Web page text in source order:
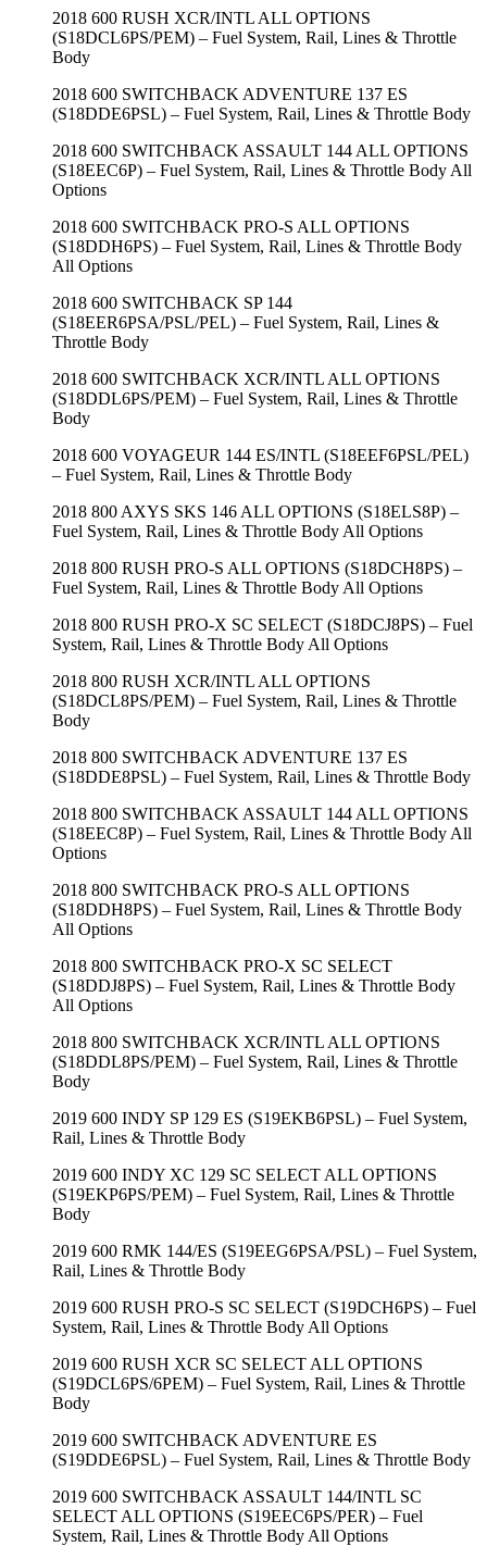
2018 600 RUSH XCR/INTL ALL OPTIONS
(S18DCL6PS/PEM) – Fuel System, Rail, Lines & Throttle
Body
2018 600 SWITCHBACK ADVENTURE 137 ES
(S18DDE6PSL) – Fuel System, Rail, Lines & Throttle Body
2018 600 SWITCHBACK ASSAULT 144 ALL OPTIONS
(S18EEC6P) – Fuel System, Rail, Lines & Throttle Body All
Options
2018 600 SWITCHBACK PRO-S ALL OPTIONS
(S18DDH6PS) – Fuel System, Rail, Lines & Throttle Body
All Options
2018 600 SWITCHBACK SP 144
(S18EER6PSA/PSL/PEL) – Fuel System, Rail, Lines &
Throttle Body
2018 600 SWITCHBACK XCR/INTL ALL OPTIONS
(S18DDL6PS/PEM) – Fuel System, Rail, Lines & Throttle
Body
2018 600 VOYAGEUR 144 ES/INTL (S18EEF6PSL/PEL)
– Fuel System, Rail, Lines & Throttle Body
2018 800 AXYS SKS 146 ALL OPTIONS (S18ELS8P) –
Fuel System, Rail, Lines & Throttle Body All Options
2018 800 RUSH PRO-S ALL OPTIONS (S18DCH8PS) –
Fuel System, Rail, Lines & Throttle Body All Options
2018 800 RUSH PRO-X SC SELECT (S18DCJ8PS) – Fuel
System, Rail, Lines & Throttle Body All Options
2018 800 RUSH XCR/INTL ALL OPTIONS
(S18DCL8PS/PEM) – Fuel System, Rail, Lines & Throttle
Body
2018 800 SWITCHBACK ADVENTURE 137 ES
(S18DDE8PSL) – Fuel System, Rail, Lines & Throttle Body
2018 800 SWITCHBACK ASSAULT 144 ALL OPTIONS
(S18EEC8P) – Fuel System, Rail, Lines & Throttle Body All
Options
2018 800 SWITCHBACK PRO-S ALL OPTIONS
(S18DDH8PS) – Fuel System, Rail, Lines & Throttle Body
All Options
2018 800 SWITCHBACK PRO-X SC SELECT
(S18DDJ8PS) – Fuel System, Rail, Lines & Throttle Body
All Options
2018 800 SWITCHBACK XCR/INTL ALL OPTIONS
(S18DDL8PS/PEM) – Fuel System, Rail, Lines & Throttle
Body
2019 600 INDY SP 129 ES (S19EKB6PSL) – Fuel System,
Rail, Lines & Throttle Body
2019 600 INDY XC 129 SC SELECT ALL OPTIONS
(S19EKP6PS/PEM) – Fuel System, Rail, Lines & Throttle
Body
2019 600 RMK 144/ES (S19EEG6PSA/PSL) – Fuel System,
Rail, Lines & Throttle Body
2019 600 RUSH PRO-S SC SELECT (S19DCH6PS) – Fuel
System, Rail, Lines & Throttle Body All Options
2019 600 RUSH XCR SC SELECT ALL OPTIONS
(S19DCL6PS/6PEM) – Fuel System, Rail, Lines & Throttle
Body
2019 600 SWITCHBACK ADVENTURE ES
(S19DDE6PSL) – Fuel System, Rail, Lines & Throttle Body
2019 600 SWITCHBACK ASSAULT 144/INTL SC
SELECT ALL OPTIONS (S19EEC6PS/PER) – Fuel
System, Rail, Lines & Throttle Body All Options